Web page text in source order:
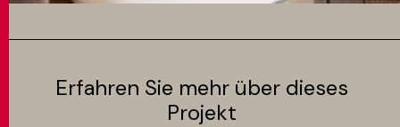
Erfahren Sie mehr über dieses
Projekt